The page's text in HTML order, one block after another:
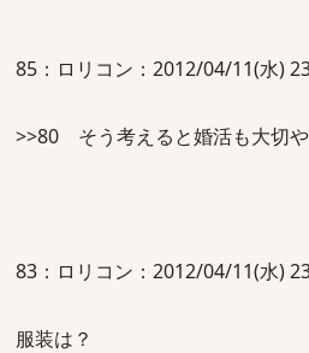
85：ロリコン：2012/04/11(水)
>>80 そう考えると婚活も大切や
83：ロリコン：2012/04/11(水)
服装は？